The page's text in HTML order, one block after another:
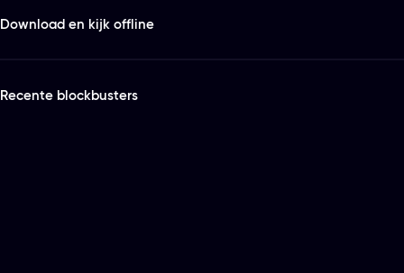
Download en kijk offline
Recente blockbusters